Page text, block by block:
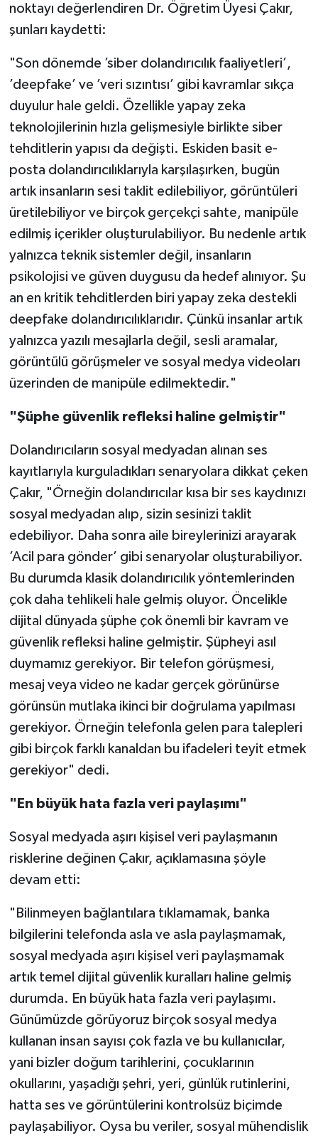
noktayı değerlendiren Dr. Öğretim Üyesi Çakır,
şunları kaydetti:
"Son dönemde ’siber dolandırıcılık faaliyetleri’,
’deepfake’ ve ’veri sızıntısı’ gibi kavramlar sıkça
duyulur hale geldi. Özellikle yapay zeka
teknolojilerinin hızla gelişmesiyle birlikte siber
tehditlerin yapısı da değişti. Eskiden basit e-
posta dolandırıcılıklarıyla karşılaşırken, bugün
artık insanların sesi taklit edilebiliyor, görüntüleri
üretilebiliyor ve birçok gerçekçi sahte, manipüle
edilmiş içerikler oluşturulabiliyor. Bu nedenle artık
yalnızca teknik sistemler değil, insanların
psikolojisi ve güven duygusu da hedef alınıyor. Şu
an en kritik tehditlerden biri yapay zeka destekli
deepfake dolandırıcılıklarıdır. Çünkü insanlar artık
yalnızca yazılı mesajlarla değil, sesli aramalar,
görüntülü görüşmeler ve sosyal medya videoları
üzerinden de manipüle edilmektedir."
"Şüphe güvenlik refleksi haline gelmiştir"
Dolandırıcıların sosyal medyadan alınan ses
kayıtlarıyla kurguladıkları senaryolara dikkat çeken
Çakır, "Örneğin dolandırıcılar kısa bir ses kaydınızı
sosyal medyadan alıp, sizin sesinizi taklit
edebiliyor. Daha sonra aile bireylerinizi arayarak
’Acil para gönder’ gibi senaryolar oluşturabiliyor.
Bu durumda klasik dolandırıcılık yöntemlerinden
çok daha tehlikeli hale gelmiş oluyor. Öncelikle
dijital dünyada şüphe çok önemli bir kavram ve
güvenlik refleksi haline gelmiştir. Şüpheyi asıl
duymamız gerekiyor. Bir telefon görüşmesi,
mesaj veya video ne kadar gerçek görünürse
görünsün mutlaka ikinci bir doğrulama yapılması
gerekiyor. Örneğin telefonla gelen para talepleri
gibi birçok farklı kanaldan bu ifadeleri teyit etmek
gerekiyor" dedi.
"En büyük hata fazla veri paylaşımı"
Sosyal medyada aşırı kişisel veri paylaşmanın
risklerine değinen Çakır, açıklamasına şöyle
devam etti:
"Bilinmeyen bağlantılara tıklamamak, banka
bilgilerini telefonda asla ve asla paylaşmamak,
sosyal medyada aşırı kişisel veri paylaşmamak
artık temel dijital güvenlik kuralları haline gelmiş
durumda. En büyük hata fazla veri paylaşımı.
Günümüzde görüyoruz birçok sosyal medya
kullanan insan sayısı çok fazla ve bu kullanıcılar,
yani bizler doğum tarihlerini, çocuklarının
okullarını, yaşadığı şehri, yeri, günlük rutinlerini,
hatta ses ve görüntülerini kontrolsüz biçimde
paylaşabiliyor. Oysa bu veriler, sosyal mühendislik